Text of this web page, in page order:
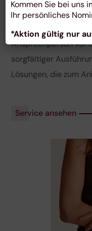
werden. Auch bei
Taufgeschenken
Ansprechperson vor
sorgfältiger
Lösungen, die zum
Service ansehen
Kommen Sie bei uns
Ihr persönliches
*Aktion gültig nur